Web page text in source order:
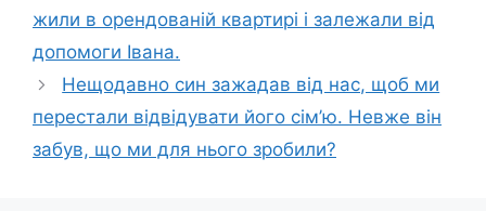
жили в орендованій квартирі і залежали від
допомоги Івана.
Нещодавно син зажадав від нас, щоб ми
перестали відвідувати його сім’ю. Невже він
забув, що ми для нього зробили?